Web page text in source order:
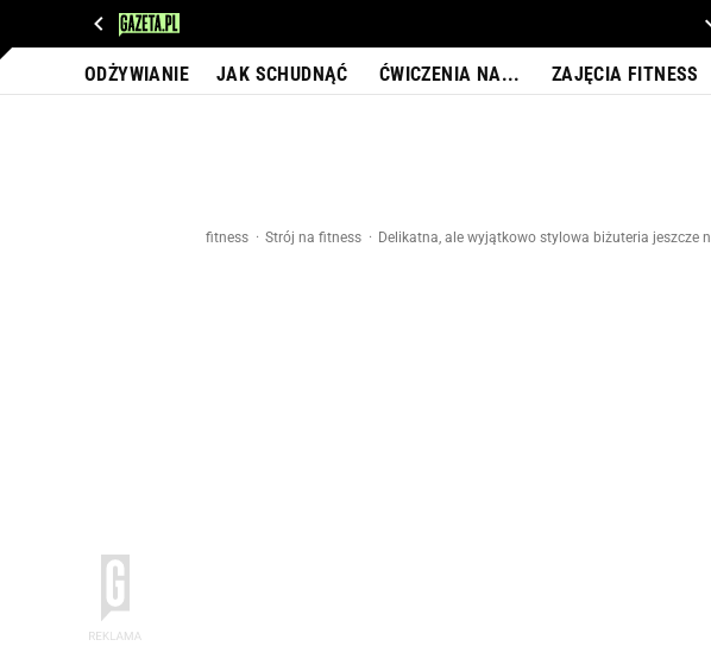
ODŻYWIANIE JAK SCHUDNĄĆ ĆWICZENIA NA... ZAJĘCIA FITNESS
fitness Strój na fitness Delikatna, ale wyjątkowo stylowa biżuteria jeszcze